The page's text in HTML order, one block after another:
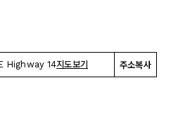
Highway 14지도보기 주소복사